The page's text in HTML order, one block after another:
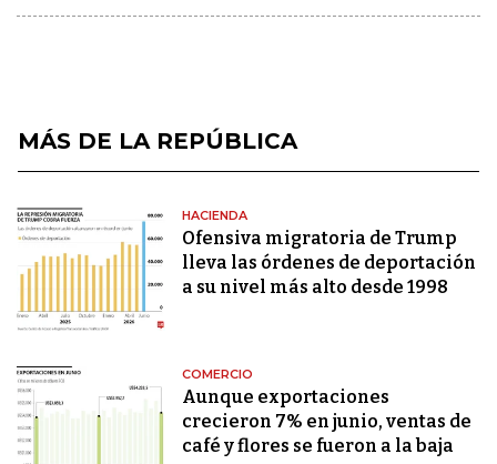
MÁS DE LA REPÚBLICA
HACIENDA
Ofensiva migratoria de Trump
lleva las órdenes de deportación
a su nivel más alto desde 1998
COMERCIO
Aunque exportaciones
crecieron 7% en junio, ventas de
café y flores se fueron a la baja